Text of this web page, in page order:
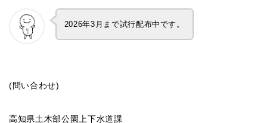
2026年3月まで試行配布中です。
(問い合わせ)
高知県土木部公園上下水道課